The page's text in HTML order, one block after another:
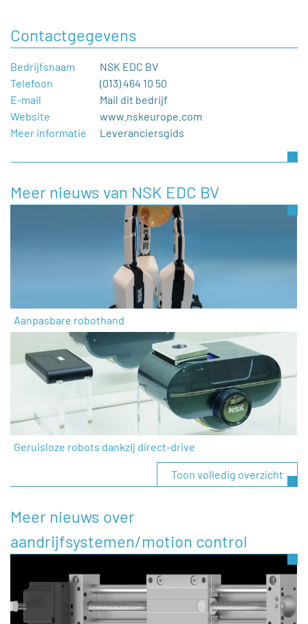
Contactgegevens
Bedrijfsnaam
NSK EDC BV
Telefoon
(013) 464 10 50
E-mail
Mail dit bedrijf
Website
www.nskeurope.com
Meer informatie
Leveranciersgids
Meer nieuws van NSK EDC BV
Aanpasbare robothand
Geruisloze robots dankzij direct-drive
Toon volledig overzicht
Meer nieuws over
aandrijfsystemen/motion control